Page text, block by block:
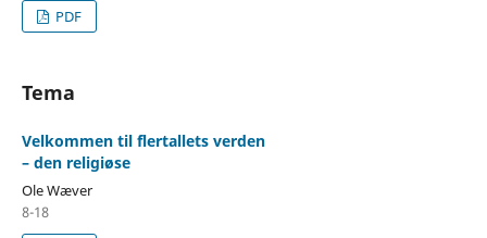
PDF
Tema
Velkommen til flertallets verden
– den religiøse
Ole Wæver
8-18